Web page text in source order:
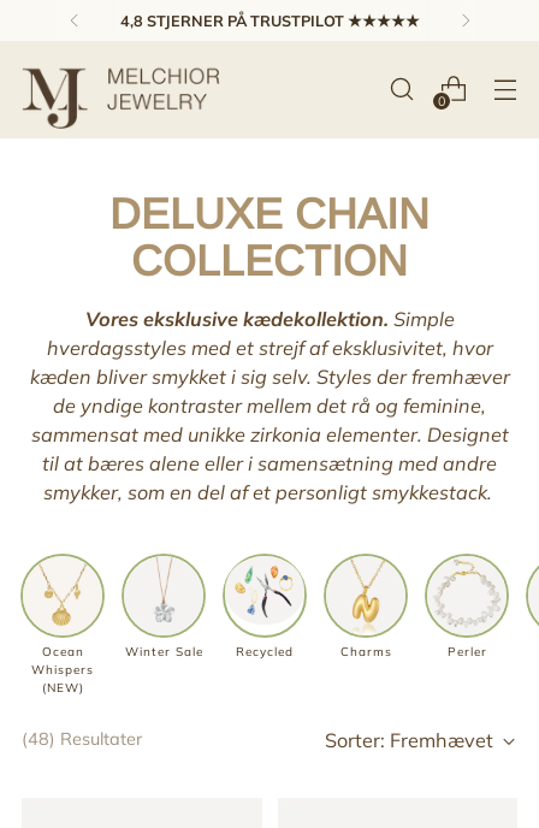
4,8 STJERNER PÅ TRUSTPILOT ★★★★★
0
DELUXE CHAIN
COLLECTION
Vores eksklusive kædekollektion. Simple
hverdagsstyles med et strejf af eksklusivitet, hvor
kæden bliver smykket i sig selv. Styles der fremhæver
de yndige kontraster mellem det rå og feminine,
sammensat med unikke zirkonia elementer. Designet
til at bæres alene eller i samensætning med andre
smykker, som en del af et personligt smykkestack.
Ocean
Whispers
(NEW)
Winter Sale Recycled Charms Perler
(48) Resultater Sorter: Fremhævet